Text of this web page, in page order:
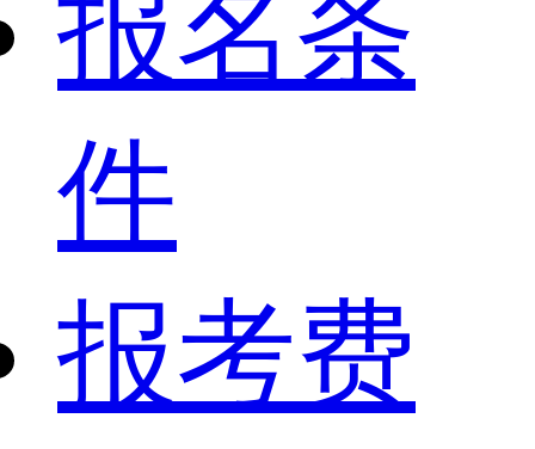
报名条
件
报考费